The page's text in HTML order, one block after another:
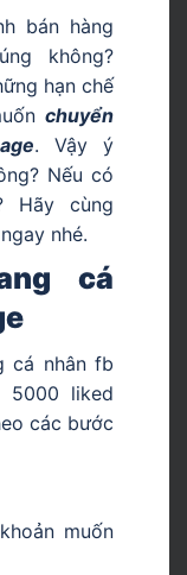
bán hàng
không?
hạn chế
chuyển
. Vậy ý
Nếu có
Hãy cùng
nhé.
cá
cá nhân fb
5000 liked
các bước
muốn